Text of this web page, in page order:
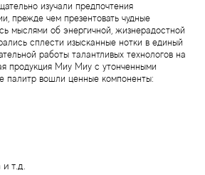
изучали предпочтения
прежде чем презентовать чудные
мыслями об энергичной, жизнерадостной
сплести изысканные нотки в единый
работы талантливых технологов на
продукция Миу Миу с утонченными
палитр вошли ценные компоненты:
т.д.
d’Oranger